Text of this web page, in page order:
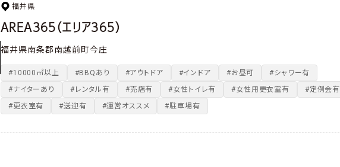
福井県
AREA365（エリア365）
福井県南条郡南越前町今庄
#10000㎡以上 #BBQあり #アウトドア #インドア #お昼可
#シャワー有
#ナイターあり
#レンタル有 #売店有 #女性トイレ有 #女性用更衣室有
#定例会有
#更衣室有
#送迎有 #運営オススメ #駐車場有